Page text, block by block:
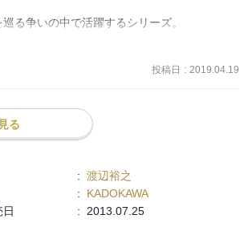
る争いの中で活躍するシリーズ。
いるイメージが強いですが、本書の主人公は
ような感覚もあります。
延する毎日に、涼は苛立ちを隠せない。そん
投稿日 : 2019.04.19
る
: 渡辺裕之
:
KADOKAWA
:
2013.07.25